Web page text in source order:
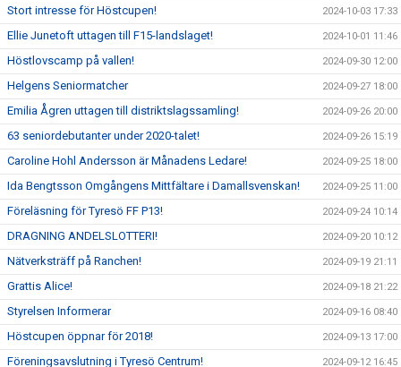
Stort intresse för Höstcupen! 2024-10-03 17:33
Ellie Junetoft uttagen till F15-landslaget! 2024-10-01 11:46
Höstlovscamp på vallen! 2024-09-30 12:00
Helgens Seniormatcher 2024-09-27 18:00
Emilia Ågren uttagen till distriktslagssamling! 2024-09-26 20:00
63 seniordebutanter under 2020-talet! 2024-09-26 15:19
Caroline Hohl Andersson är Månadens Ledare! 2024-09-25 18:00
Ida Bengtsson Omgångens Mittfältare i Damallsvenskan! 2024-09-25 11:00
Föreläsning för Tyresö FF P13! 2024-09-24 10:14
DRAGNING ANDELSLOTTERI! 2024-09-20 10:12
Nätverksträff på Ranchen! 2024-09-19 21:11
Grattis Alice! 2024-09-18 21:22
Styrelsen Informerar 2024-09-16 08:40
Höstcupen öppnar för 2018! 2024-09-13 17:00
Föreningsavslutning i Tyresö Centrum! 2024-09-12 16:45